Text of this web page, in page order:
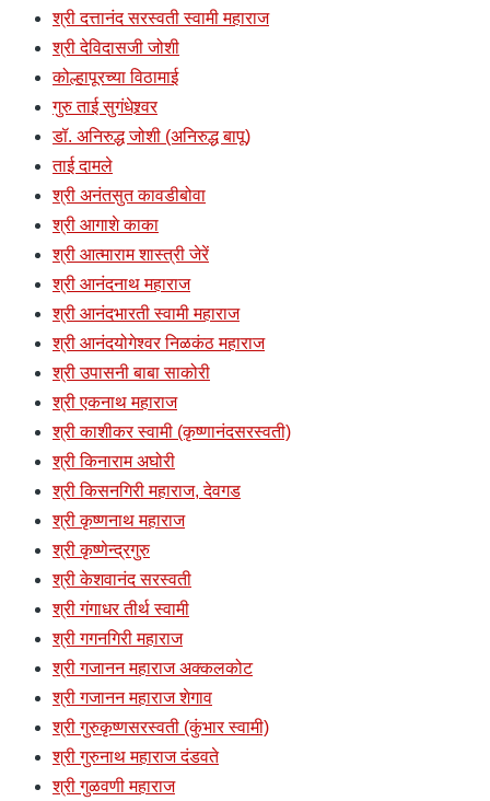
श्री दत्तानंद सरस्वती स्वामी महाराज
श्री देविदासजी जोशी
कोल्हापूरच्या विठामाई
गुरु ताई सुगंधेश्र्वर
डॉ. अनिरुद्ध जोशी (अनिरुद्ध बापू)
ताई दामले
श्री अनंतसुत कावडीबोवा
श्री आगाशे काका
श्री आत्माराम शास्त्री जेरें
श्री आनंदनाथ महाराज
श्री आनंदभारती स्वामी महाराज
श्री आनंदयोगेश्वर निळकंठ महाराज
श्री उपासनी बाबा साकोरी
श्री एकनाथ महाराज
श्री काशीकर स्वामी (कृष्णानंदसरस्वती)
श्री किनाराम अघोरी
श्री किसनगिरी महाराज, देवगड
श्री कृष्णनाथ महाराज
श्री कृष्णेन्द्रगुरु
श्री केशवानंद सरस्वती
श्री गंगाधर तीर्थ स्वामी
श्री गगनगिरी महाराज
श्री गजानन महाराज अक्कलकोट
श्री गजानन महाराज शेगाव
श्री गुरुकृष्णसरस्वती (कुंभार स्वामी)
श्री गुरुनाथ महाराज दंडवते
श्री गुळवणी महाराज